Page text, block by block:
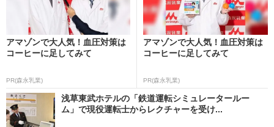
アマゾンで大人気！血圧対策は
コーヒーに足してみて
PR(森永乳業)
アマゾンで大人気！血圧対策は
コーヒーに足してみて
PR(森永乳業)
浅草東武ホテルの「鉄道運転シミュレータールー
ム」で現役運転士からレクチャーを受け...